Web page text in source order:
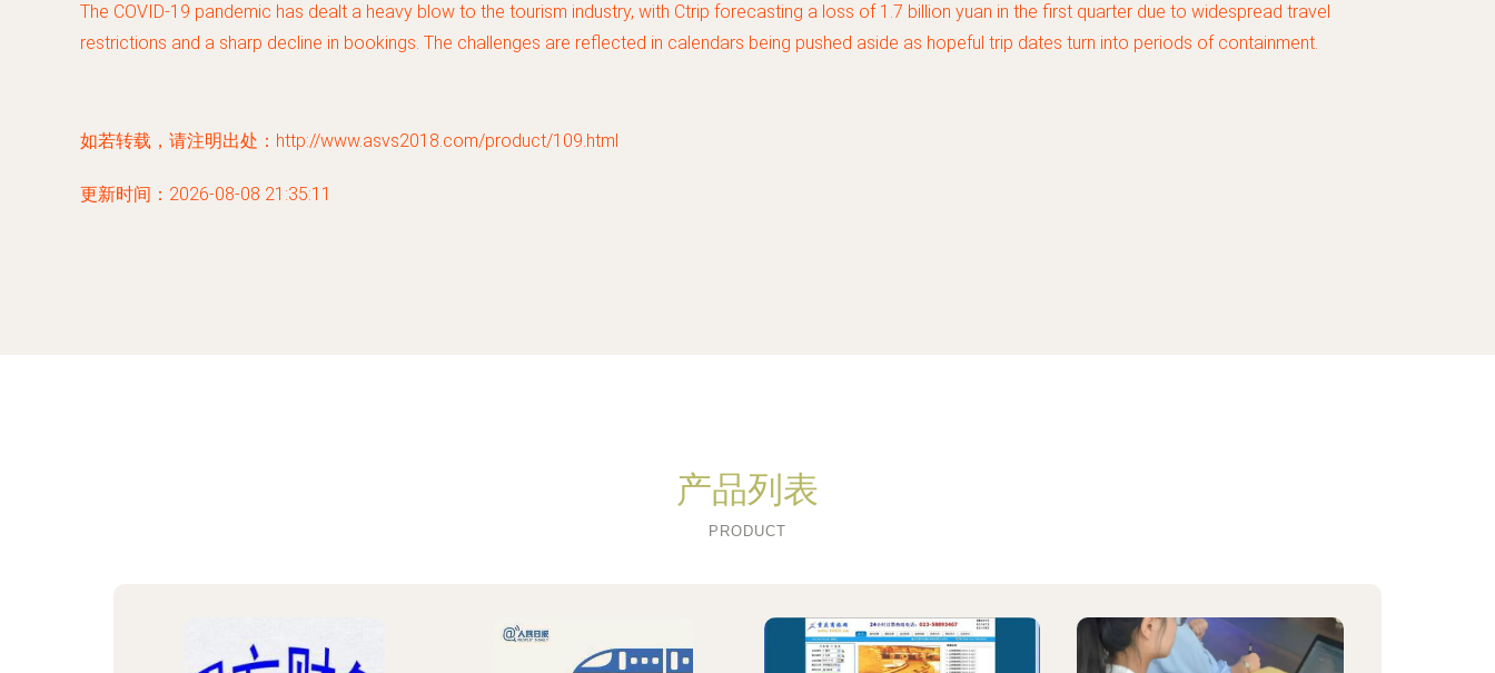
The COVID-19 pandemic has dealt a heavy blow to the tourism industry, with Ctrip forecasting a loss of 1.7 billion yuan in the first quarter due to widespread travel
restrictions and a sharp decline in bookings. The challenges are reflected in calendars being pushed aside as hopeful trip dates turn into periods of containment.
如若转载，请注明出处：http://www.asvs2018.com/product/109.html
更新时间：2026-08-08 21:35:11
产品列表
PRODUCT